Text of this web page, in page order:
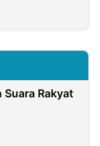
Suara Rakyat